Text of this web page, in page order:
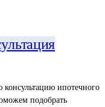
консультацию ипотечного
подобрать